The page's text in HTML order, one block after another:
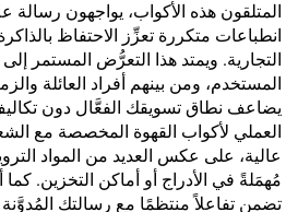
المتلقون هذه الأكواب، يواجهون رسالة
انطباعات متكررة تعزِّز الاحتفاظ
التجارية. ويمتد هذا التعرُّض المستمر
المستخدم، ومن بينهم أفراد العائلة
يضاعف نطاق تسويقك الفعَّال دون
العملي لأكواب القهوة المخصصة مع
عالية، على عكس العديد من المواد
مُهمَلةً في الأدراج أو أماكن التخزين.
تضمن تفاعلاً منتظمًا مع رسالتك المُدوَّنة